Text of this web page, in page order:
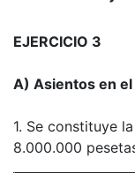
EJERCICIO 3
A) Asientos en
1. Se constituye
8.000.000